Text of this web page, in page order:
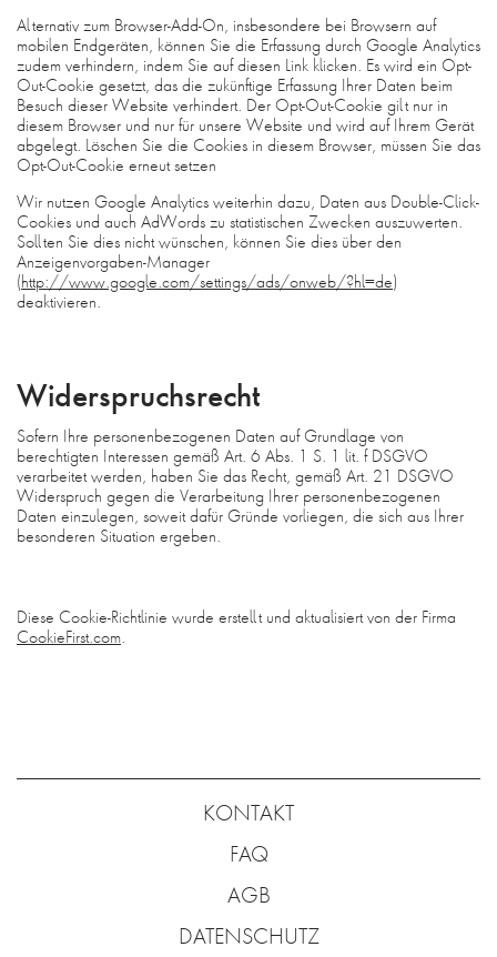
Alternativ zum Browser-Add-On, insbesondere bei Browsern auf
mobilen Endgeräten, können Sie die Erfassung durch Google Analytics
zudem verhindern, indem Sie auf diesen Link klicken. Es wird ein Opt-
Out-Cookie gesetzt, das die zukünftige Erfassung Ihrer Daten beim
Besuch dieser Website verhindert. Der Opt-Out-Cookie gilt nur in
diesem Browser und nur für unsere Website und wird auf Ihrem Gerät
abgelegt. Löschen Sie die Cookies in diesem Browser, müssen Sie das
Opt-Out-Cookie erneut setzen
Wir nutzen Google Analytics weiterhin dazu, Daten aus Double-Click-
Cookies und auch AdWords zu statistischen Zwecken auszuwerten.
Sollten Sie dies nicht wünschen, können Sie dies über den
Anzeigenvorgaben-Manager
(http://www.google.com/settings/ads/onweb/?hl=de)
deaktivieren.
Widerspruchsrecht
Sofern Ihre personenbezogenen Daten auf Grundlage von
berechtigten Interessen gemäß Art. 6 Abs. 1 S. 1 lit. f DSGVO
verarbeitet werden, haben Sie das Recht, gemäß Art. 21 DSGVO
Widerspruch gegen die Verarbeitung Ihrer personenbezogenen
Daten einzulegen, soweit dafür Gründe vorliegen, die sich aus Ihrer
besonderen Situation ergeben.
Diese Cookie-Richtlinie wurde erstellt und aktualisiert von der Firma
CookieFirst.com.
KONTAKT
FAQ
AGB
DATENSCHUTZ